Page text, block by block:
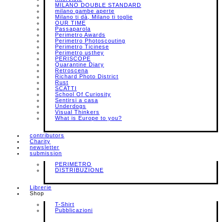
MILANO DOUBLE STANDARD
milano gambe aperte
Milano ti dà, Milano ti toglie
OUR TIME
Passaparola
Perimetro Awards
Perimetro Photoscouting
Perimetro Ticinese
Perimetro usthey
PERISCOPE
Quarantine Diary
Retroscena
Richard Photo District
Rust
SCATTI
School Of Curiosity
Sentirsi a casa
Underdogs
Visual Thinkers
What is Europe to you?
contributors
Charity
newsletter
submission
PERIMETRO
DISTRIBUZIONE
Librerie
Shop
T-Shirt
Pubblicazioni